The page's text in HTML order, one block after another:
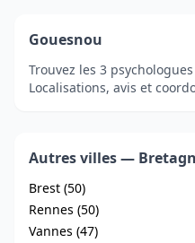
Gouesnou
Trouvez les 3
Localisations, avis et
Autres villes —
Brest (50)
Rennes (50)
Vannes (47)